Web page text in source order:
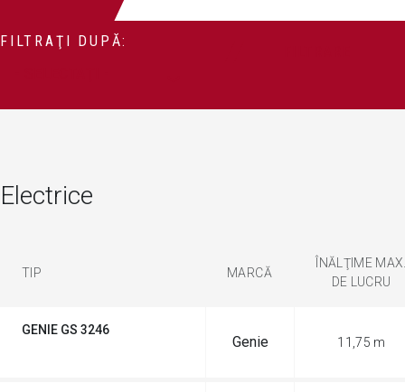
FILTRAŢI DUPĂ:
Electrice
TIP MARCĂ
ÎNĂLŢIME
DE LUCRU
GENIE GS 3246
Genie 11,75 m